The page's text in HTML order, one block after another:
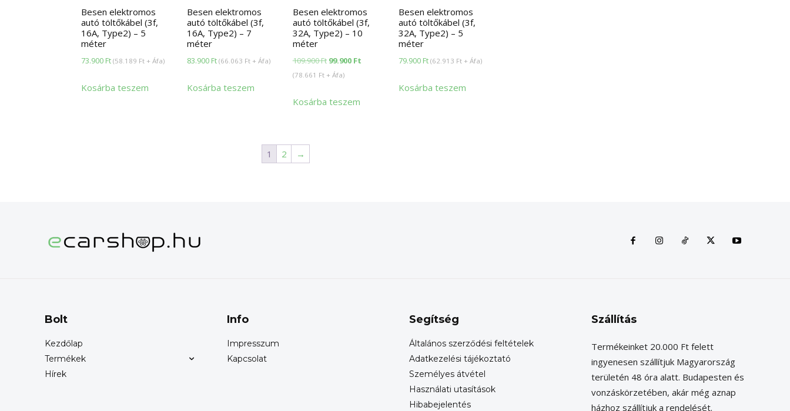
Besen elektromos
autó töltőkábel (3f,
16A, Type2) – 5
méter
73.900 Ft (58.189 Ft + Áfa)
Kosárba teszem
Besen elektromos
autó töltőkábel (3f,
16A, Type2) – 7
méter
83.900 Ft (66.063 Ft+ Áfa)
Kosárba teszem
Besen elektromos
autó töltőkábel (3f,
32A, Type2) – 10
méter
109.900Ft Original
price
109.900 Ft.
99.900 FtCurrent
(78.661 Ft+ Áfa)
Kosárba teszem
Besen elektromos
autó töltőkábel (3f,
32A, Type2) – 5
méter
79.900 Ft (62.913 Ft+ Áfa)
Kosárba teszem
1 2 →
Bolt
Kezdőlap
Termékek
Hírek
Info
Impresszum
Kapcsolat
Segítség
Általános szerződési feltételek
Adatkezelési tájékoztató
Személyes átvétel
Használati utasítások
Hibabejelentés
Szállítás
Termékeinket 20.000 Ft felett
ingyenesen szállítjuk Magyarország
területén 48 óra alatt. Budapesten és
vonzáskörzetében, akár még aznap
házhoz szállítjuk a rendelését.